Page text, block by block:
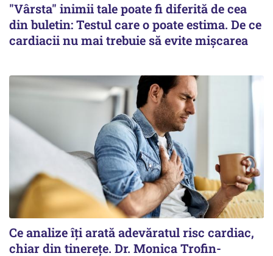
"Vârsta" inimii tale poate fi diferită de cea
din buletin: Testul care o poate estima. De ce
cardiacii nu mai trebuie să evite mișcarea
Ce analize îți arată adevăratul risc cardiac,
chiar din tinerețe. Dr. Monica Trofin-